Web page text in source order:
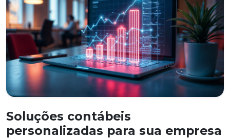
Soluções contábeis
personalizadas para sua empresa